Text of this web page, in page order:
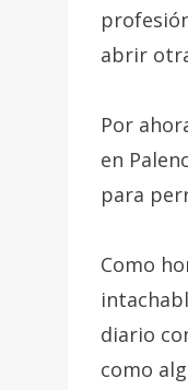
abrir
Por
en
para
Como
diario
como